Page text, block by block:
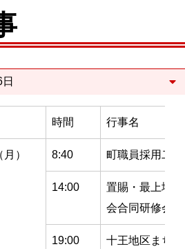
時間 行事名
月） 8:40 町職員採用二
14:00
置賜・最上地
会合同研修会
19:00 十王地区まち